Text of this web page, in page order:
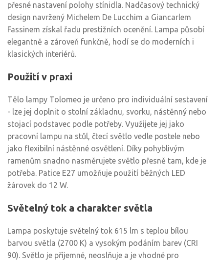
přesné nastavení polohy stínidla. Nadčasový technický
design navržený Michelem De Lucchim a Giancarlem
Fassinem získal řadu prestižních ocenění. Lampa působí
elegantně a zároveň funkčně, hodí se do moderních i
klasických interiérů.
Použití v praxi
Tělo lampy Tolomeo je určeno pro individuální sestavení
- lze jej doplnit o stolní základnu, svorku, nástěnný nebo
stojací podstavec podle potřeby. Využijete jej jako
pracovní lampu na stůl, čtecí světlo vedle postele nebo
jako flexibilní nástěnné osvětlení. Díky pohyblivým
ramenům snadno nasměrujete světlo přesně tam, kde je
potřeba. Patice E27 umožňuje použití běžných LED
žárovek do 12 W.
Světelný tok a charakter světla
Lampa poskytuje světelný tok 615 lm s teplou bílou
barvou světla (2700 K) a vysokým podáním barev (CRI
90). Světlo je příjemné, neoslňuje a je vhodné pro